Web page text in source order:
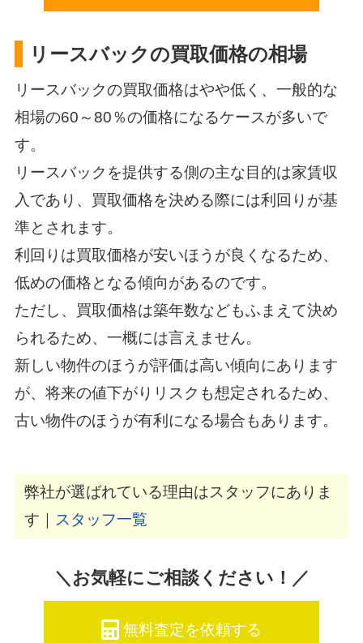
リースバックの買取価格の相場
リースバックの買取価格はやや低く、一般的な
相場の60～80％の価格になるケースが多いで
す。
リースバックを提供する側の主な目的は家賃収
入であり、買取価格を決める際には利回りが基
準とされます。
利回りは買取価格が安いほうが良くなるため、
低めの価格となる傾向があるのです。
ただし、買取価格は築年数などもふまえて決め
られるため、一概には言えません。
新しい物件のほうが評価は高い傾向にあります
が、将来の値下がりリスクも想定されるため、
古い物件のほうが有利になる場合もあります。
弊社が選ばれている理由はスタッフにありま
す｜ スタッフ一覧
＼お気軽にご相談ください！／
無料査定を依頼する